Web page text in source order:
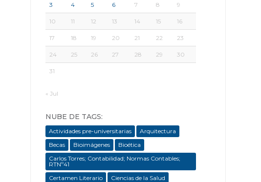
3 4 5 6 7 8 9
10 11 12 13 14 15 16
17 18 19 20 21 22 23
24 25 26 27 28 29 30
31
« Jul
NUBE DE TAGS:
Actividades pre-universitarias
Arquitectura
Becas
Bioimágenes
Bioética
Carlos Torres; Contabilidad; Normas Contables;
RTNº41
Certamen Literario
Ciencias de la Salud